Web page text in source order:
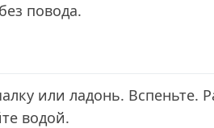
повода.
или ладонь. Вспеньте.
водой.